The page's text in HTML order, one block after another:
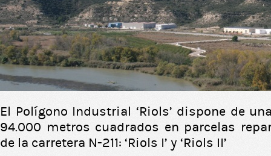
El Polígono Industrial ‘Riols’ dispone de
94.000 metros cuadrados en parcelas
de la carretera N-211: ‘Riols I’ y ‘Riols II’